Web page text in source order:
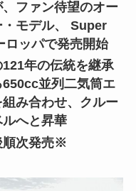
ファン待望のオー
モデル、 Super
ロッパで発売開始
年の伝統を継承
並列二気筒エ
み合わせ、クルー
へと昇華
順次発売※